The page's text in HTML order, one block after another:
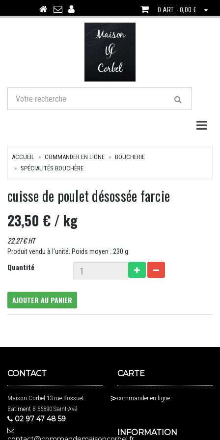
0 ART. - 0,00 €
ACCUEIL COMMANDER EN LIGNE
BOUCHERIE
SPÉCIALITÉS BOUCHÈRE
cuisse de poulet désossée farcie
23,50 €/ kg
22,27 € HT
Produit vendu à l'unité. Poids moyen : 230 g
Quantité
AJOUTER AU PANIER
CONTACT
Maison Corbel 13 rue Bossuet
Batiment B 56890 Saint-Avé
02 97 47 48 59
CARTE
commander en ligne
INFORMATION